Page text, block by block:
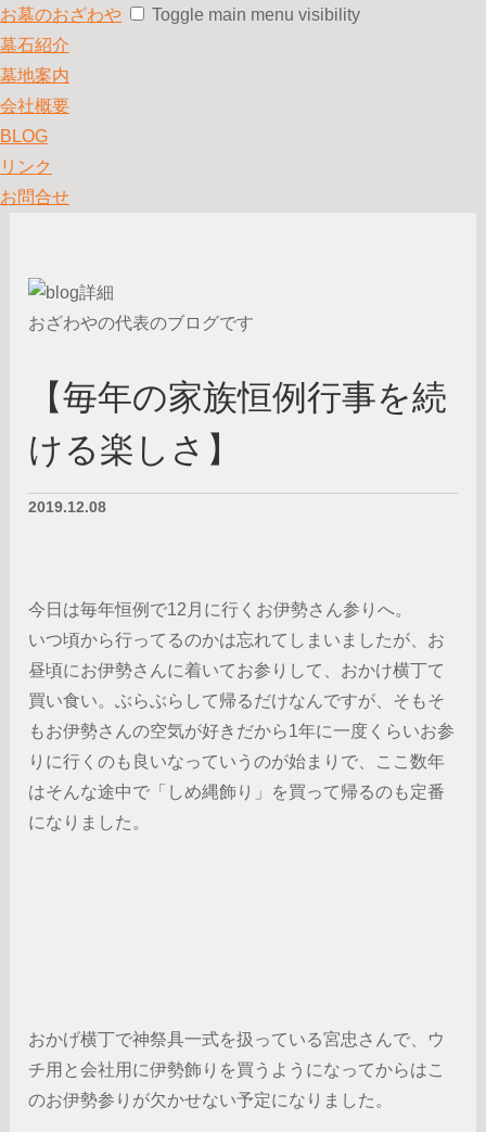
お墓のおざわや
Toggle main menu visibility
墓石紹介
墓地案内
会社概要
BLOG
リンク
お問合せ
おざわやの代表のブログです
【毎年の家族恒例行事を続
ける楽しさ】
2019.12.08
今日は毎年恒例で12月に行くお伊勢さん参りへ。
いつ頃から行ってるのかは忘れてしまいましたが、お
昼頃にお伊勢さんに着いてお参りして、おかけ横丁て
買い食い。ぶらぶらして帰るだけなんですが、そもそ
もお伊勢さんの空気が好きだから1年に一度くらいお参
りに行くのも良いなっていうのが始まりで、ここ数年
はそんな途中で「しめ縄飾り」を買って帰るのも定番
になりました。
おかげ横丁で神祭具一式を扱っている宮忠さんで、ウ
チ用と会社用に伊勢飾りを買うようになってからはこ
のお伊勢参りが欠かせない予定になりました。